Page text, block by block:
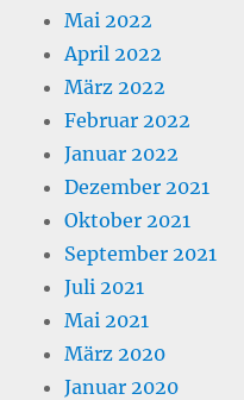
Mai 2022
April 2022
März 2022
Februar 2022
Januar 2022
Dezember 2021
Oktober 2021
September 2021
Juli 2021
Mai 2021
März 2020
Januar 2020